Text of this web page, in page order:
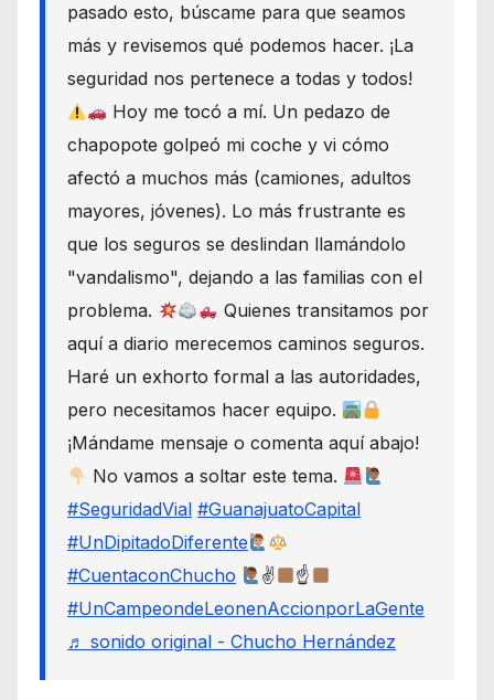
pasado esto, búscame para que seamos
más y revisemos qué podemos hacer. ¡La
seguridad nos pertenece a todas y todos!
Hoy me tocó a mí. Un pedazo de
chapopote golpeó mi coche y vi cómo
afectó a muchos más (camiones, adultos
mayores, jóvenes). Lo más frustrante es
que los seguros se deslindan llamándolo
"vandalismo", dejando a las familias con el
problema.
Quienes transitamos por
aquí a diario merecemos caminos seguros.
Haré un exhorto formal a las autoridades,
pero necesitamos hacer equipo.
¡Mándame mensaje o comenta aquí abajo!
No vamos a soltar este tema.
#SeguridadVial #GuanajuatoCapital
#UnDipitadoDiferente
#CuentaconChucho
✌
☝
#UnCampeondeLeonenAccionporLaGente
♬ sonido original - Chucho Hernández